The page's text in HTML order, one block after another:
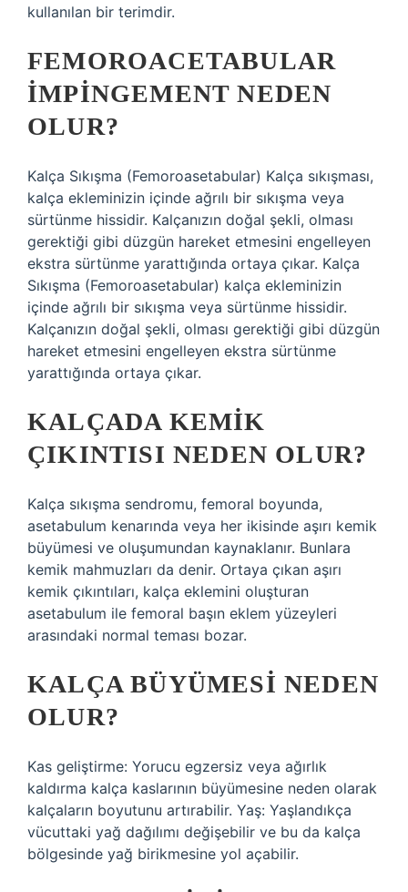
kullanılan bir terimdir.
FEMOROACETABULAR
IMPINGEMENT NEDEN
OLUR?
Kalça Sıkışma (Femoroasetabular) Kalça sıkışması,
kalça ekleminizin içinde ağrılı bir sıkışma veya
sürtünme hissidir. Kalçanızın doğal şekli, olması
gerektiği gibi düzgün hareket etmesini engelleyen
ekstra sürtünme yarattığında ortaya çıkar. Kalça
Sıkışma (Femoroasetabular) kalça ekleminizin
içinde ağrılı bir sıkışma veya sürtünme hissidir.
Kalçanızın doğal şekli, olması gerektiği gibi düzgün
hareket etmesini engelleyen ekstra sürtünme
yarattığında ortaya çıkar.
KALÇADA KEMIK
ÇIKINTISI NEDEN OLUR?
Kalça sıkışma sendromu, femoral boyunda,
asetabulum kenarında veya her ikisinde aşırı kemik
büyümesi ve oluşumundan kaynaklanır. Bunlara
kemik mahmuzları da denir. Ortaya çıkan aşırı
kemik çıkıntıları, kalça eklemini oluşturan
asetabulum ile femoral başın eklem yüzeyleri
arasındaki normal teması bozar.
KALÇA BÜYÜMESI NEDEN
OLUR?
Kas geliştirme: Yorucu egzersiz veya ağırlık
kaldırma kalça kaslarının büyümesine neden olarak
kalçaların boyutunu artırabilir. Yaş: Yaşlandıkça
vücuttaki yağ dağılımı değişebilir ve bu da kalça
bölgesinde yağ birikmesine yol açabilir.